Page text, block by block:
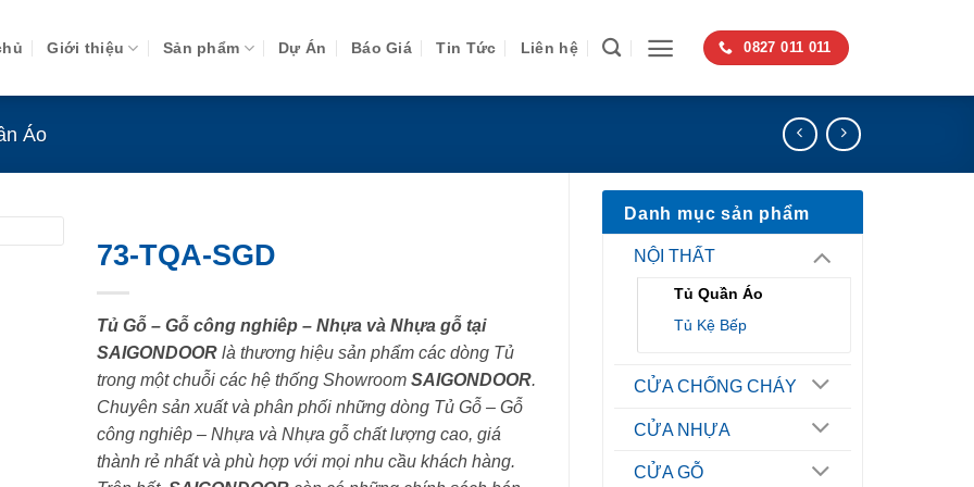
Giới thiệu Sản phẩm Dự Án Báo Giá Tin Tức Liên hệ 0827 011 011
Áo
Danh mục sản phẩm
NỘI THẤT
Tủ Quần Áo
Tủ Kệ Bếp
CỬA CHỐNG CHÁY
CỬA NHỰA
CỬA GỖ
73-TQA-SGD
Tủ Gỗ – Gỗ công nghiêp – Nhựa và Nhựa gỗ tại
SAIGONDOORlà thương hiệu sản phẩm các dòng Tủ
trong một chuỗi các hệ thống Showroom SAIGONDOOR.
Chuyên sản xuất và phân phối những dòng Tủ Gỗ – Gỗ
công nghiêp – Nhựa và Nhựa gỗ chất lượng cao, giá
thành rẻ nhất và phù hợp với mọi nhu cầu khách hàng.